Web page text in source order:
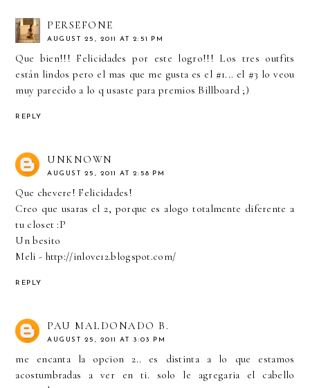
PERSEFONE
AUGUST 25, 2011 AT 2:51 PM
Que bien!!! Felicidades por este logro!!! Los tres outfits
están lindos pero el mas que me gusta es el #1... el #3 lo veou
muy parecido a lo q usaste para premios Billboard ;)
REPLY
UNKNOWN
AUGUST 25, 2011 AT 2:58 PM
Que chevere! Felicidades!
Creo que usaras el 2, porque es alogo totalmente diferente a
tu closet :P
Un besito
Meli - http://inlove12.blogspot.com/
REPLY
PAU MALDONADO B.
AUGUST 25, 2011 AT 3:03 PM
me encanta la opcion 2.. es distinta a lo que estamos
acostumbradas a ver en ti. solo le agregaria el cabello